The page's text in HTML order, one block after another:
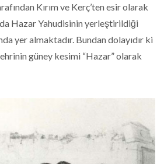
Kırım ve Kerç’ten esir olarak
Hazar Yahudisinin yerleştirildiği
yer almaktadır. Bundan dolayıdır ki
güney kesimi “Hazar” olarak